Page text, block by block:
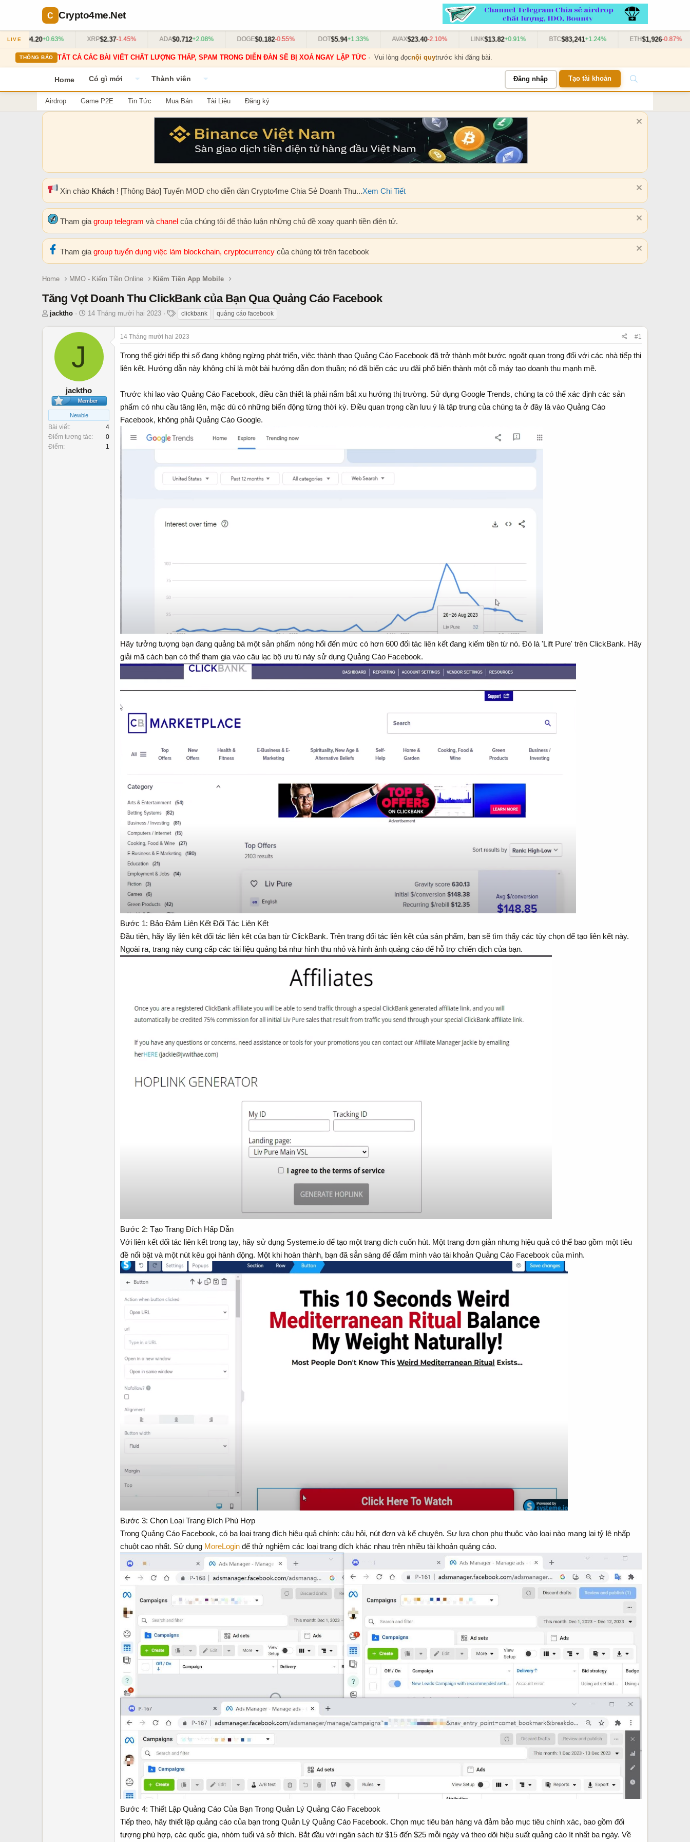
Crypto4me.Net
LIVE+0.63% XRP $2.37-1.45% ADA $0.712+2.08% DOGE $0.182-0.55% DOT $5.94+1.33% AVAX $23.40-2.10% LINK $13.82+0.91% BTC $83,241+1.24% ETH $1,926-0.87% SOL
THÔNG BÁO TẤT CẢ CÁC BÀI VIẾT CHẤT LƯỢNG THẤP, SPAM TRONG DIỄN ĐÀN SẼ BỊ XOÁ NGAY LẬP TỨC· Vui lòng đọcnội quytrước khi đăng bài.
Home Có gì mới Thành viên Đăng nhập Tạo tài khoản
Airdrop Game P2E Tin Tức Mua Bán Tài Liệu Đăng ký
Xin chào Khách ! [Thông Báo] Tuyển MOD cho diễn đàn Crypto4me Chia Sẻ Doanh Thu...Xem Chi Tiết
Tham gia group telegram và chanel của chúng tôi để thảo luận những chủ đề xoay quanh tiền điện tử.
Tham gia group tuyển dụng việc làm blockchain, cryptocurrency của chúng tôi trên facebook
Home MMO - Kiếm Tiền Online Kiếm Tiền App Mobile
Tăng Vọt Doanh Thu ClickBank của Bạn Qua Quảng Cáo Facebook
T
a
e
r
jacktho
N
à
ầ
u
14 Tháng mười hai 2023
ẻ
clickbank quảng cáo facebook
J
jacktho
Newbie
Bài viết
4
Điểm tương tác
0
Điểm
1
14 Tháng mười hai 2023 #1
Trong thế giới tiếp thị số đang không ngừng phát triển, việc thành thạo Quảng Cáo Facebook đã trở thành một bước ngoặt quan trọng đối với các nhà tiếp thị
liên kết. Hướng dẫn này không chỉ là một bài hướng dẫn đơn thuần; nó đã biến các ưu đãi phổ biến thành một cỗ máy tạo doanh thu mạnh mẽ.
Trước khi lao vào Quảng Cáo Facebook, điều cần thiết là phải nắm bắt xu hướng thị trường. Sử dụng Google Trends, chúng ta có thể xác định các sản
phẩm có nhu cầu tăng lên, mặc dù có những biến động từng thời kỳ. Điều quan trọng cần lưu ý là tập trung của chúng ta ở đây là vào Quảng Cáo
Facebook, không phải Quảng Cáo Google.
Hãy tưởng tượng bạn đang quảng bá một sản phẩm nóng hổi đến mức có hơn 600 đối tác liên kết đang kiếm tiền từ nó. Đó là 'Lift Pure' trên ClickBank. Hãy
giải mã cách bạn có thể tham gia vào câu lạc bộ ưu tú này sử dụng Quảng Cáo Facebook.
Bước 1: Bảo Đảm Liên Kết Đối Tác Liên Kết
Đầu tiên, hãy lấy liên kết đối tác liên kết của bạn từ ClickBank. Trên trang đối tác liên kết của sản phẩm, bạn sẽ tìm thấy các tùy chọn để tạo liên kết này.
Ngoài ra, trang này cung cấp các tài liệu quảng bá như hình thu nhỏ và hình ảnh quảng cáo để hỗ trợ chiến dịch của bạn.
Bước 2: Tạo Trang Đích Hấp Dẫn
Với liên kết đối tác liên kết trong tay, hãy sử dụng Systeme.io để tạo một trang đích cuốn hút. Một trang đơn giản nhưng hiệu quả có thể bao gồm một tiêu
đề nổi bật và một nút kêu gọi hành động. Một khi hoàn thành, bạn đã sẵn sàng để đắm mình vào tài khoản Quảng Cáo Facebook của mình.
Bước 3: Chọn Loại Trang Đích Phù Hợp
Trong Quảng Cáo Facebook, có ba loại trang đích hiệu quả chính: câu hỏi, nút đơn và kể chuyện. Sự lựa chọn phụ thuộc vào loại nào mang lại tỷ lệ nhấp
chuột cao nhất. Sử dụng MoreLogin để thử nghiệm các loại trang đích khác nhau trên nhiều tài khoản quảng cáo.
Bước 4: Thiết Lập Quảng Cáo Của Bạn Trong Quản Lý Quảng Cáo Facebook
Tiếp theo, hãy thiết lập quảng cáo của bạn trong Quản Lý Quảng Cáo Facebook. Chọn mục tiêu bán hàng và đảm bảo mục tiêu chính xác, bao gồm đối
tượng phù hợp, các quốc gia, nhóm tuổi và sở thích. Bắt đầu với ngân sách từ $15 đến $25 mỗi ngày và theo dõi hiệu suất quảng cáo ít nhất ba ngày. Về